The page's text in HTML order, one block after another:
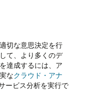
切な意思決定を行
て、より多くのデ
達成するには、ア
なクラウド・アナ
ービス分析を実行で